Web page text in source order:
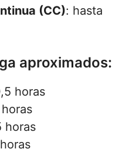
(CC): hasta
aproximados:
horas
horas